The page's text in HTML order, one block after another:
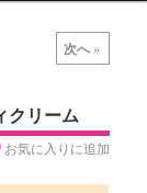
次へ »
クリーム
お気に入りに追加